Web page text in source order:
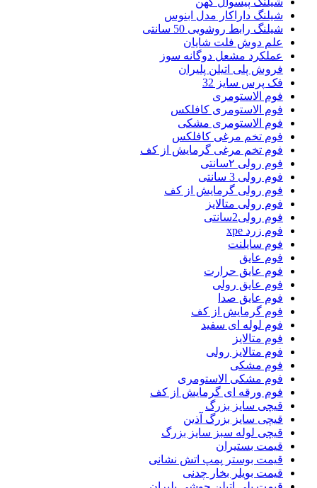
شیلنگ داراکار مدل ابنوس
شیلنگ رابط روشویی 50 سانتی
علم دوش فلت شایان
عملکرد مشعل دوگانه سوز
فروش پلی اتیلن پلیران
فک پرس سایز 32
فوم الاستومری
فوم الاستومری کافلکس
فوم الاستومری مشکی
فوم تخم مرغی کافلکس
فوم تخم مرغی گرمایش از کف
فوم رولی ۲سانتی
فوم رولی 3 سانتی
فوم رولی گرمایش از کف
فوم رولی متالایز
فوم رولی2سانتی
فوم زرد xpe
فوم سایلنت
فوم عایق
فوم عایق حرارت
فوم عایق رولی
فوم عایق صدا
فوم گرمایش از کف
فوم لوله ای سفید
فوم متالایز
فوم متالایز رولی
فوم مشکی
فوم مشکی الاستومری
فوم ورقه ای گرمایش از کف
قیچی سایز بزرگ
قیچی سایز بزرگ آذین
قیچی لوله سبز سایز بزرگ
قیمت بستیران
قیمت بوستر پمپ اتش نشانی
قیمت بویلر بخار چدنی